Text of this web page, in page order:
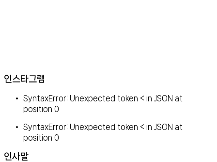
인스타그램
SyntaxError: Unexpected token < in JSON at
position 0
SyntaxError: Unexpected token < in JSON at
position 0
인사말